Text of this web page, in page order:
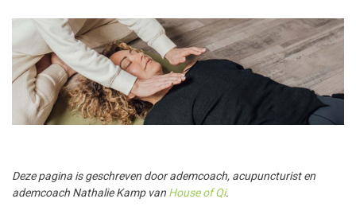
Deze pagina is geschreven door ademcoach, acupuncturist en
ademcoach Nathalie Kamp van House of Qi.